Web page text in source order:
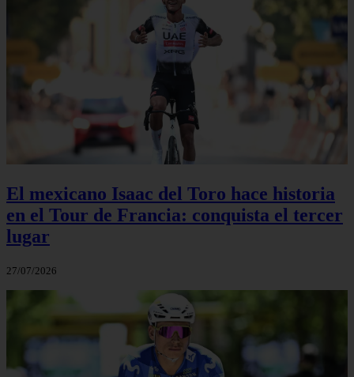
El mexicano Isaac del Toro hace historia
en el Tour de Francia: conquista el tercer
lugar
27/07/2026